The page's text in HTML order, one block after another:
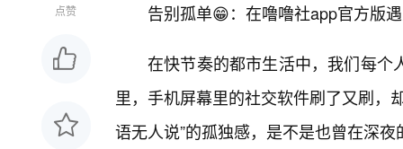
点赞 告别孤单😁：在噜噜社app官方版
在快节奏的都市生活中，我们每个
里，手机屏幕里的社交软件刷了又刷，
语无人说”的孤独感，是不是也曾在深